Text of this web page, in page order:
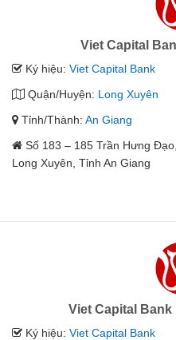
Viet Capital
Ký hiệu: Viet Capital Bank
Quận/Huyện: Long Xuyên
Tỉnh/Thành: An Giang
Số 183 – 185 Trần Hưng
Long Xuyên, Tỉnh An Giang
Viet Capital
Ký hiệu: Viet Capital Bank